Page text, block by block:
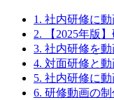
1. 社内研修に
2. 【2025年版
3. 社内研修を
4. 対面研修と
5. 社内研修に
6. 研修動画の